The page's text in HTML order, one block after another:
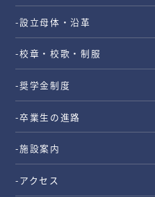
-設立母体・沿革
-校章・校歌・制服
-奨学金制度
-卒業生の進路
-施設案内
-アクセス